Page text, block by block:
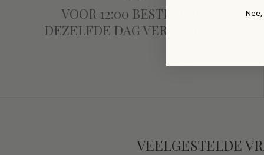
VOOR 12:00 BESTELD IS
DEZELFDE DAG VERZONDEN
VEELGESTELDE